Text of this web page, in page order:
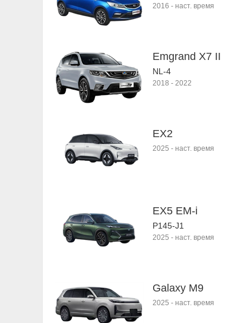
2016 - наст. время
Emgrand X7 II
NL-4
2018 - 2022
EX2
2025 - наст. время
EX5 EM-i
P145-J1
2025 - наст. время
Galaxy M9
2025 - наст. время